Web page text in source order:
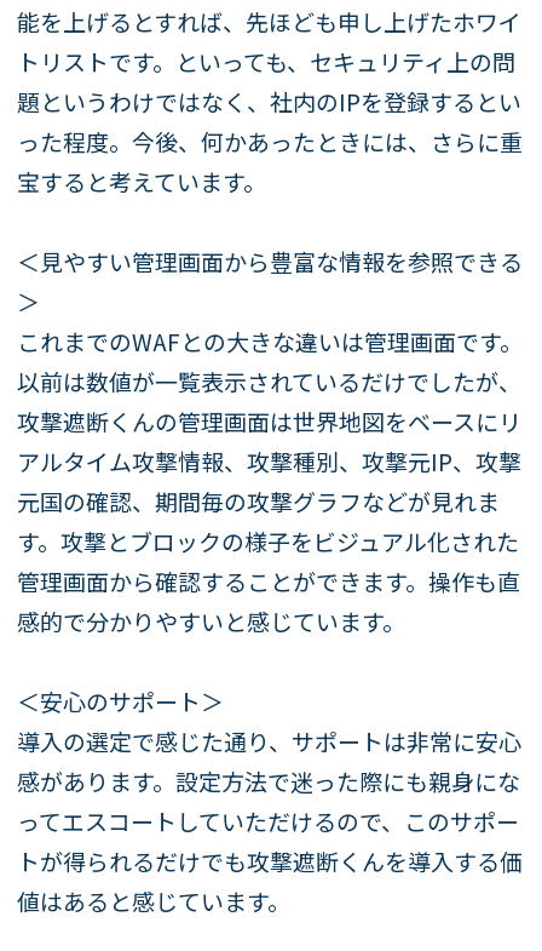
能を上げるとすれば、先ほども申し上げたホワイ
トリストです。といっても、セキュリティ上の問
題というわけではなく、社内のIPを登録するとい
った程度。今後、何かあったときには、さらに重
宝すると考えています。
＜見やすい管理画面から豊富な情報を参照できる
＞
これまでのWAFとの大きな違いは管理画面です。
以前は数値が一覧表示されているだけでしたが、
攻撃遮断くんの管理画面は世界地図をベースにリ
アルタイム攻撃情報、攻撃種別、攻撃元IP、攻撃
元国の確認、期間毎の攻撃グラフなどが見れま
す。攻撃とブロックの様子をビジュアル化された
管理画面から確認することができます。操作も直
感的で分かりやすいと感じています。
＜安心のサポート＞
導入の選定で感じた通り、サポートは非常に安心
感があります。設定方法で迷った際にも親身にな
ってエスコートしていただけるので、このサポー
トが得られるだけでも攻撃遮断くんを導入する価
値はあると感じています。